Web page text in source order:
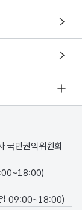
국민권익위원회
09:00~18:00)